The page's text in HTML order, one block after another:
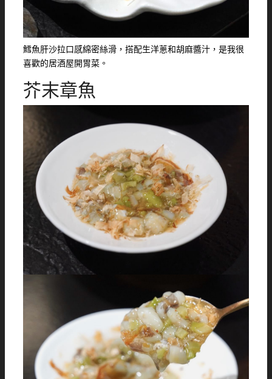
鱈魚肝沙拉口感綿密絲滑，搭配生洋蔥和胡麻醬汁，是我很
喜歡的居酒屋開胃菜。
芥末章魚